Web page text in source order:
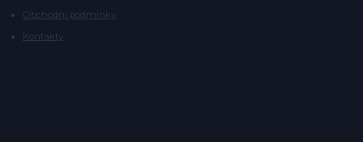
Obchodní podmínky
Kontakty